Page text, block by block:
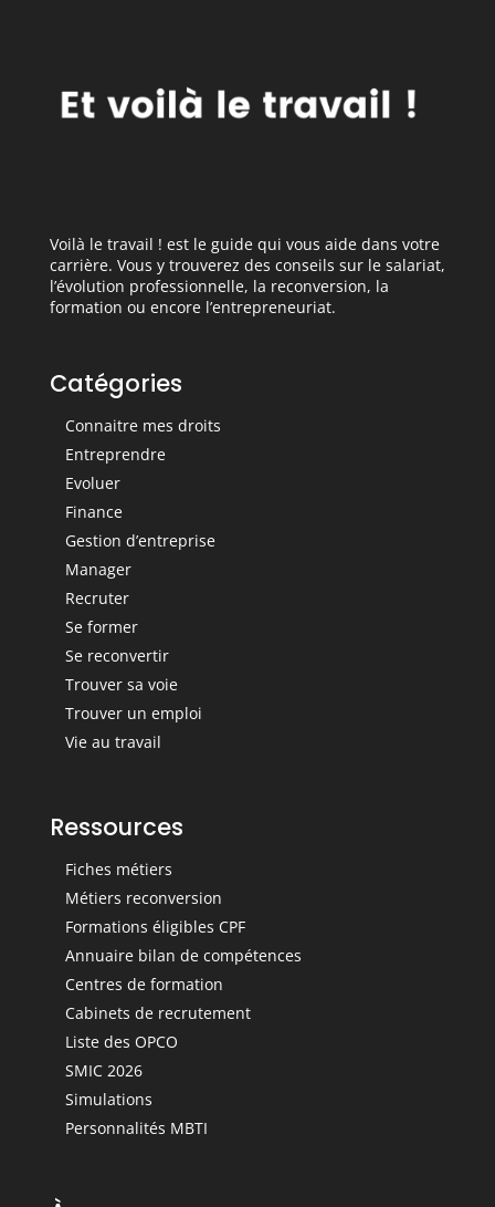
Voilà le travail ! est le guide qui vous aide dans votre
carrière. Vous y trouverez des conseils sur le salariat,
l’évolution professionnelle, la reconversion, la
formation ou encore l’entrepreneuriat.
Catégories
Connaitre mes droits
Entreprendre
Evoluer
Finance
Gestion d’entreprise
Manager
Recruter
Se former
Se reconvertir
Trouver sa voie
Trouver un emploi
Vie au travail
Ressources
Fiches métiers
Métiers reconversion
Formations éligibles CPF
Annuaire bilan de compétences
Centres de formation
Cabinets de recrutement
Liste des OPCO
SMIC 2026
Simulations
Personnalités MBTI